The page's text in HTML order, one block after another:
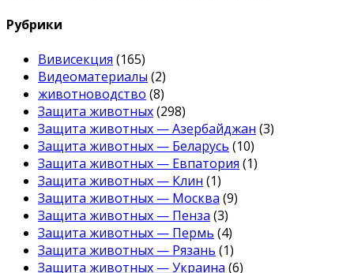
Рубрики
Вивисекция (165)
Видеоматериалы (2)
животноводство (8)
Защита животных(298)
Защита животных — Азербайджан (3)
Защита животных — Беларусь (10)
Защита животных — Евпатория (1)
Защита животных — Клин (1)
Защита животных — Москва (9)
Защита животных — Пенза (3)
Защита животных — Пермь (4)
Защита животных — Рязань (1)
Защита животных — Украина (6)